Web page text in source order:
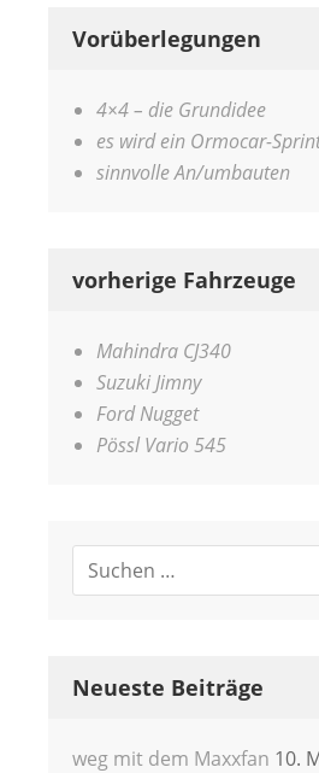
Vorüberlegungen
4×4 – die Grundidee
es wird ein Ormocar-
sinnvolle An/umbauten
vorherige Fahrzeuge
Mahindra CJ340
Suzuki Jimny
Ford Nugget
Pössl Vario 545
Neueste Beiträge
weg mit dem Maxxfan 10.